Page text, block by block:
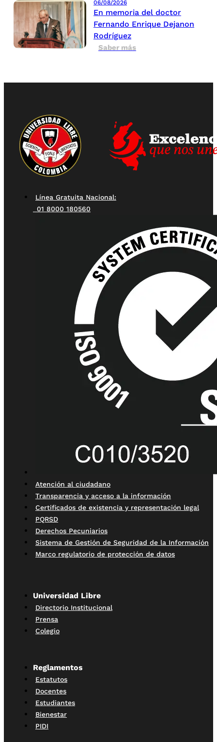
06/08/2026
En memoria del doctor
Fernando Enrique Dejanon
Rodríguez
Saber más
Línea Gratuita Nacional:
01 8000 180560
Atención al ciudadano
Transparencia y acceso a la información
Certificados de existencia y representación legal
PQRSD
Derechos Pecuniarios
Sistema de Gestión de Seguridad de la Información
Marco regulatorio de protección de datos
Universidad Libre
Directorio Institucional
Prensa
Colegio
Reglamentos
Estatutos
Docentes
Estudiantes
Bienestar
PIDI